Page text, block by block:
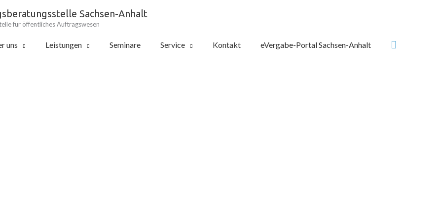
Sachsen-Anhalt
für öffentliches Auftragswesen
uns Leistungen Seminare Service Kontakt eVergabe-Portal Sachsen-Anhalt Suchen